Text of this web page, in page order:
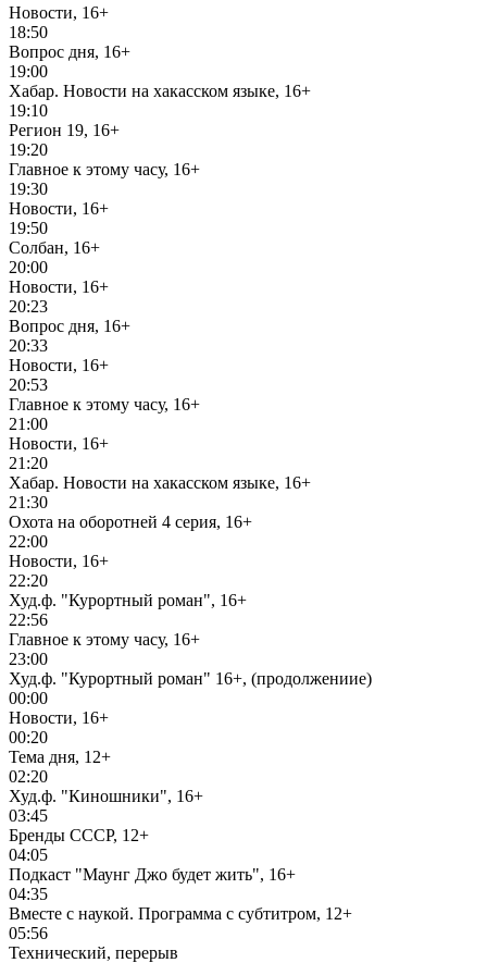
Новости, 16+
18:50
Вопрос дня, 16+
19:00
Хабар. Новости на хакасском языке, 16+
19:10
Регион 19, 16+
19:20
Главное к этому часу, 16+
19:30
Новости, 16+
19:50
Солбан, 16+
20:00
Новости, 16+
20:23
Вопрос дня, 16+
20:33
Новости, 16+
20:53
Главное к этому часу, 16+
21:00
Новости, 16+
21:20
Хабар. Новости на хакасском языке, 16+
21:30
Охота на оборотней 4 серия, 16+
22:00
Новости, 16+
22:20
Худ.ф. "Курортный роман", 16+
22:56
Главное к этому часу, 16+
23:00
Худ.ф. "Курортный роман" 16+, (продолжениие)
00:00
Новости, 16+
00:20
Тема дня, 12+
02:20
Худ.ф. "Киношники", 16+
03:45
Бренды СССР, 12+
04:05
Подкаст "Маунг Джо будет жить", 16+
04:35
Вместе с наукой. Программа с субтитром, 12+
05:56
Технический, перерыв